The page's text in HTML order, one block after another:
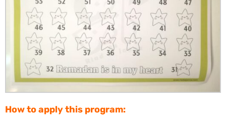
How to apply this program: